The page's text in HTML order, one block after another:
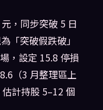
，同步突破 5 日
「突破假跌破」
，設定 15.8 停損
（3 月整理區上
計持股 5–12 個